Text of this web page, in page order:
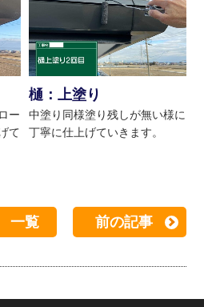
ー
て
樋：上塗り
中塗り同様塗り残しが無い様に
丁寧に仕上げていきます。
一覧 前の記事